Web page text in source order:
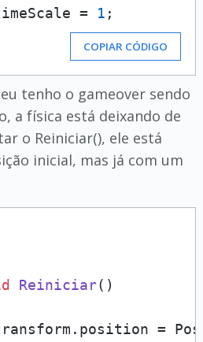
=
1 ;
COPIAR CÓDIGO
tenho o gameover sendo
a física está deixando de
o Reiniciar(), ele está
inicial, mas já com um
Reiniciar()
=